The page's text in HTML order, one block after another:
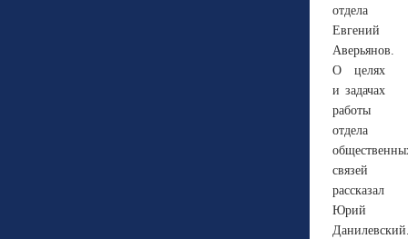
отдела
Евгений
Аверьянов.
О целях
и задачах
работы
отдела
связей
рассказал
Юрий